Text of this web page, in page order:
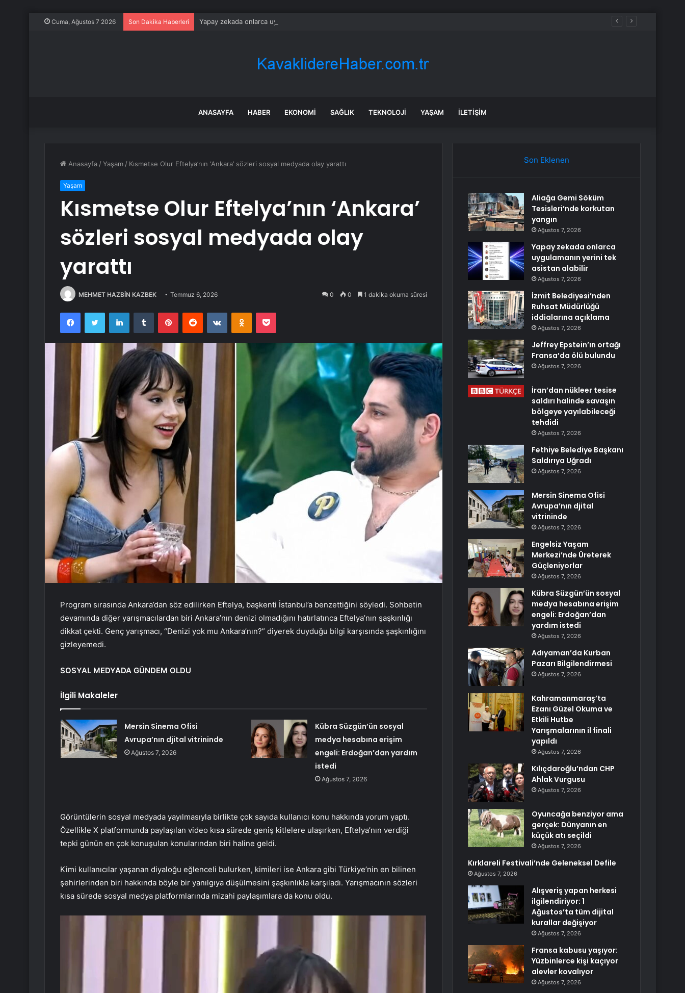
Cuma, Ağustos 7 2026 Son Dakika Haberleri Yapay zekada onlarca uygulamanın yerini tek asistan alabilir
ANASAYFA HABER EKONOMI SAĞLIK TEKNOLOJI YAŞAM İLETIŞIM
Anasayfa /Yaşam / Kısmetse Olur Eftelya’nın ‘Ankara’ sözleri sosyal medyada olay yarattı
Yaşam
Kısmetse Olur Eftelya’nın ‘Ankara’
sözleri sosyal medyada olay
yarattı
MEHMET HAZBİN KAZBEK Temmuz 6, 2026 0 0 1 dakika okuma süresi
FacebookTwitter LinkedInTumblr PinterestReddit VKontakteOdnoklassniki
Pocket
Program sırasında Ankara’dan söz edilirken Eftelya, başkenti İstanbul’a benzettiğini söyledi. Sohbetin
devamında diğer yarışmacılardan biri Ankara’nın denizi olmadığını hatırlatınca Eftelya’nın şaşkınlığı
dikkat çekti. Genç yarışmacı, “Denizi yok mu Ankara’nın?” diyerek duyduğu bilgi karşısında şaşkınlığını
gizleyemedi.
SOSYAL MEDYADA GÜNDEM OLDU
İlgili Makaleler
Mersin Sinema Ofisi
Avrupa’nın djital vitrininde
Ağustos 7, 2026
Kübra Süzgün’ün sosyal
medya hesabına erişim
engeli: Erdoğan’dan yardım
istedi
Ağustos 7, 2026
Görüntülerin sosyal medyada yayılmasıyla birlikte çok sayıda kullanıcı konu hakkında yorum yaptı.
Özellikle X platformunda paylaşılan video kısa sürede geniş kitlelere ulaşırken, Eftelya’nın verdiği
tepki günün en çok konuşulan konularından biri haline geldi.
Kimi kullanıcılar yaşanan diyaloğu eğlenceli bulurken, kimileri ise Ankara gibi Türkiye’nin en bilinen
şehirlerinden biri hakkında böyle bir yanılgıya düşülmesini şaşkınlıkla karşıladı. Yarışmacının sözleri
kısa sürede sosyal medya platformlarında mizahi paylaşımlara da konu oldu.
Son Eklenen
Aliağa Gemi Söküm
Tesisleri’nde korkutan
yangın
Ağustos 7, 2026
Yapay zekada onlarca
uygulamanın yerini tek
asistan alabilir
Ağustos 7, 2026
İzmit Belediyesi’nden
Ruhsat Müdürlüğü
iddialarına açıklama
Ağustos 7, 2026
Jeffrey Epstein’ın ortağı
Fransa’da ölü bulundu
Ağustos 7, 2026
İran’dan nükleer tesise
saldırı halinde savaşın
bölgeye yayılabileceği
tehdidi
Ağustos 7, 2026
Fethiye Belediye Başkanı
Saldırıya Uğradı
Ağustos 7, 2026
Mersin Sinema Ofisi
Avrupa’nın djital
vitrininde
Ağustos 7, 2026
Engelsiz Yaşam
Merkezi’nde Üreterek
Güçleniyorlar
Ağustos 7, 2026
Kübra Süzgün’ün sosyal
medya hesabına erişim
engeli: Erdoğan’dan
yardım istedi
Ağustos 7, 2026
Adıyaman’da Kurban
Pazarı Bilgilendirmesi
Ağustos 7, 2026
Kahramanmaraş’ta
Ezanı Güzel Okuma ve
Etkili Hutbe
Yarışmalarının il finali
yapıldı
Ağustos 7, 2026
Kılıçdaroğlu’ndan CHP
Ahlak Vurgusu
Ağustos 7, 2026
Oyuncağa benziyor ama
gerçek: Dünyanın en
küçük atı seçildi
Ağustos 7, 2026
Kırklareli Festivali’nde Geleneksel Defile
Ağustos 7, 2026
Alışveriş yapan herkesi
ilgilendiriyor: 1
Ağustos’ta tüm dijital
kurallar değişiyor
Ağustos 7, 2026
Fransa kabusu yaşıyor:
Yüzbinlerce kişi kaçıyor
alevler kovalıyor
Ağustos 7, 2026